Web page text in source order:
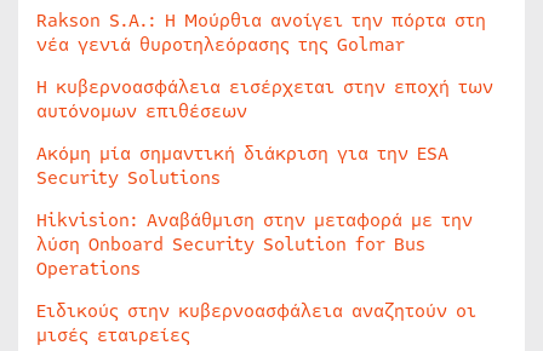
Rakson S.A.: Η Μούρθια ανοίγει την πόρτα στη
νέα γενιά θυροτηλεόρασης της Golmar
Η κυβερνοασφάλεια εισέρχεται στην εποχή των
αυτόνομων επιθέσεων
Ακόμη μία σημαντική διάκριση για την ESA
Security Solutions
Hikvision: Αναβάθμιση στην μεταφορά με την
λύση Onboard Security Solution for Bus
Operations
Ειδικούς στην κυβερνοασφάλεια αναζητούν οι
μισές εταιρείες